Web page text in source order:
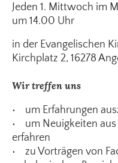
Jeden 1. Mittwoch im
um 14.00 Uhr
in der Evangelischen
Kirchplatz 2, 16278
Wir treffen uns
• um Erfahrungen
• um Neuigkeiten aus
erfahren
• zu Vorträgen von